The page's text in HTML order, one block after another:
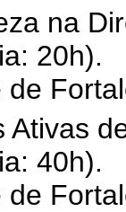
na
20h).
de
Ativas
40h).
de